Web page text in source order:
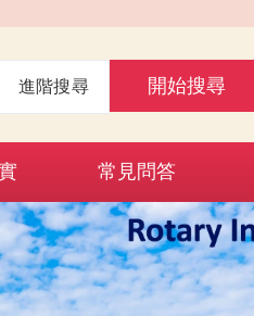
進階搜尋 開始搜尋
常見問答